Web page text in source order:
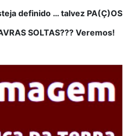
definido … talvez PA(Ç)OS
SOLTAS??? Veremos!